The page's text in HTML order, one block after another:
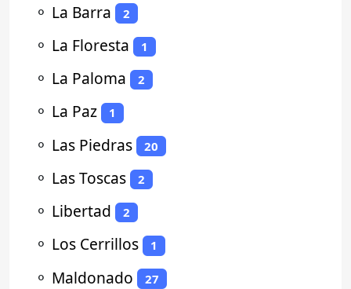
⚬ La Barra 2
⚬ La Floresta 1
⚬ La Paloma 2
⚬ La Paz 1
⚬ Las Piedras 20
⚬ Las Toscas 2
⚬ Libertad 2
⚬ Los Cerrillos 1
⚬ Maldonado 27